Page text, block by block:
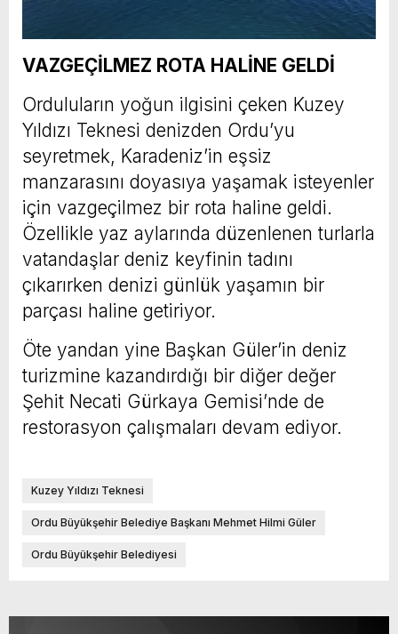
VAZGEÇİLMEZ ROTA HALİNE GELDİ
Orduluların yoğun ilgisini çeken Kuzey
Yıldızı Teknesi denizden Ordu’yu
seyretmek, Karadeniz’in eşsiz
manzarasını doyasıya yaşamak isteyenler
için vazgeçilmez bir rota haline geldi.
Özellikle yaz aylarında düzenlenen turlarla
vatandaşlar deniz keyfinin tadını
çıkarırken denizi günlük yaşamın bir
parçası haline getiriyor.
Öte yandan yine Başkan Güler’in deniz
turizmine kazandırdığı bir diğer değer
Şehit Necati Gürkaya Gemisi’nde de
restorasyon çalışmaları devam ediyor.
Kuzey Yıldızı Teknesi
Ordu Büyükşehir Belediye Başkanı Mehmet Hilmi Güler
Ordu Büyükşehir Belediyesi